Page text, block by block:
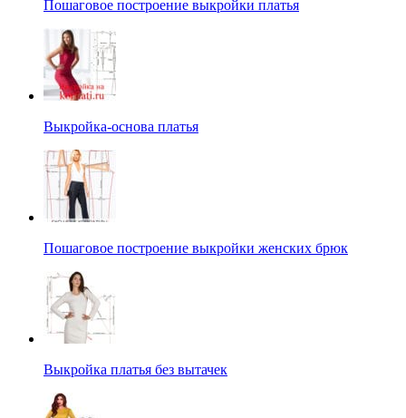
Пошаговое построение выкройки платья
Выкройка-основа платья
Пошаговое построение выкройки женских брюк
Выкройка платья без вытачек